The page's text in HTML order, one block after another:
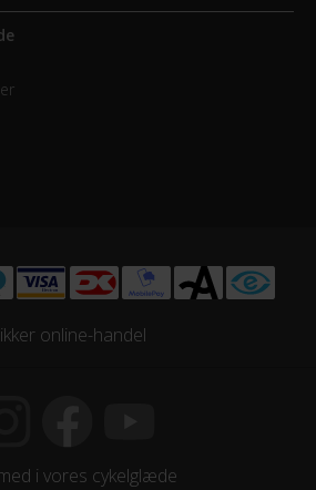
R9100 - 11-30
online-handel
i vores cykelglæde